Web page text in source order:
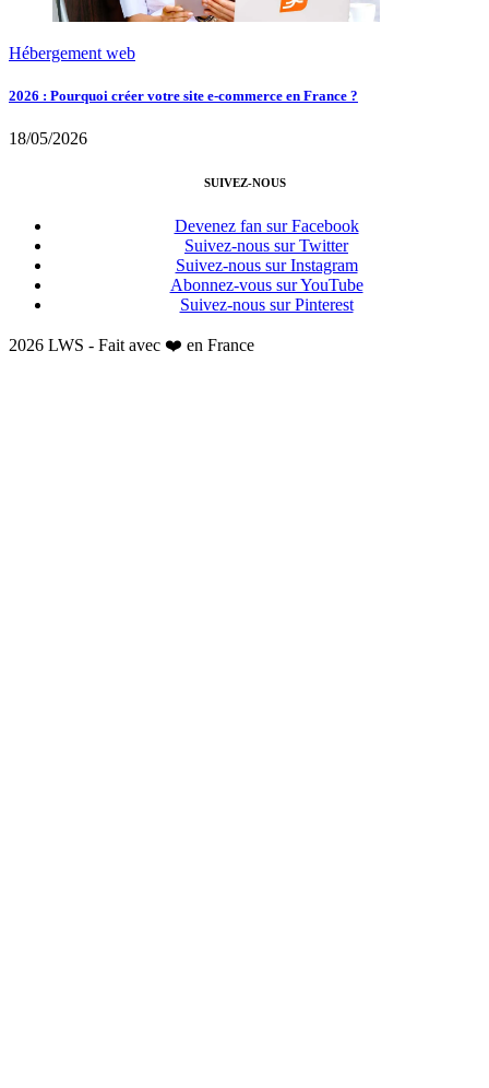
Hébergement web
2026 : Pourquoi créer votre site e-commerce en France ?
18/05/2026
SUIVEZ-NOUS
Devenez fan sur Facebook
Suivez-nous sur Twitter
Suivez-nous sur Instagram
Abonnez-vous sur YouTube
Suivez-nous sur Pinterest
2026 LWS - Fait avec ❤️ en France